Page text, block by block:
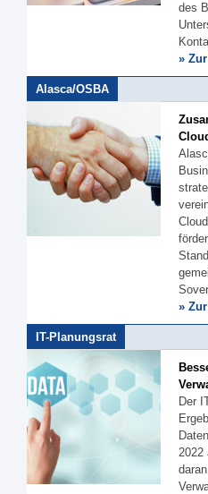
des
»
Alasca/OSBA
»
IT-Planungsrat
Der
2022